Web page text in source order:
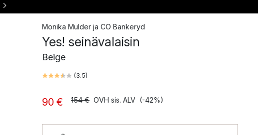
Monika Mulder ja CO Bankeryd
Yes! seinävalaisin
Beige
(3.5)
90 € 154 € OVH sis. ALV (-42%)